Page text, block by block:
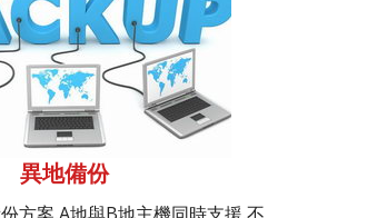
異地備份